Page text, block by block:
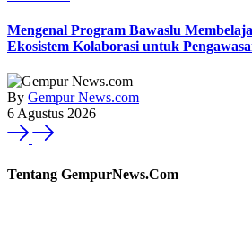
Mengenal Program Bawaslu
Ekosistem Kolaborasi untuk
By Gempur News.com
6 Agustus 2026
Tentang GempurNews.Com